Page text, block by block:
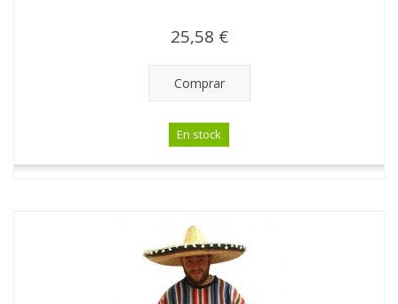
25,58 €
Comprar
En stock